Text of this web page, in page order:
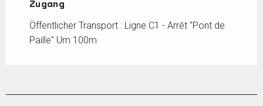
Zugang
Zugang
Öffentlicher Transport : Ligne C1 - Arrêt "Pont de
Paille" Um 100m